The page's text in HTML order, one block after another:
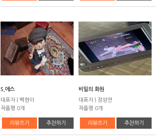
S,에스
대표자 | 백현이
작품평 0개
리뷰쓰기 추천하기
비밀의 화원
대표자 | 정성연
작품평 0개
리뷰쓰기 추천하기